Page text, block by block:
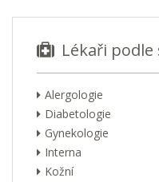
Lékaři podle
Alergologie
Diabetologie
Gynekologie
Interna
Kožní